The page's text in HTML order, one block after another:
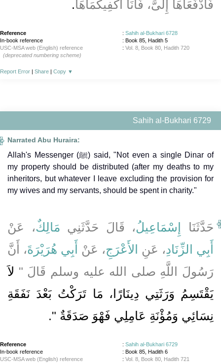
فَادْفَعَاهَا إِلَىَّ، فَأَنَا أَكْفِيكُمَاهَا‏.‏
Reference : Sahih al-Bukhari 6728
In-book reference
: Book 85, Hadith 5
USC-MSA web (English) reference
: Vol. 8, Book 80, Hadith 720
(deprecated numbering scheme)
Report Error Share Copy ▼
Sahih al-Bukhari 6729
Narrated Abu Huraira:
Allah's Messenger (ﷺ) said, "Not even a single Dinar of
my property should be distributed (after my deaths to my
inheritors, but whatever I leave excluding the provision for
my wives and my servants, should be spent in charity."
حَدَّثَنَا إِسْمَاعِيلُ، قَالَ حَدَّثَنِي مَالِكٌ، عَنْ
أَبِي الزِّنَادِ، عَنِ الأَعْرَجِ، عَنْ أَبِي هُرَيْرَةَ، أَنَّ
رَسُولَ اللَّهِ صلى الله عليه وسلم قَالَ ‏"‏ لاَ
يَقْتَسِمُ وَرَثَتِي دِينَارًا، مَا تَرَكْتُ بَعْدَ نَفَقَةِ
نِسَائِي وَمُؤْنَةِ عَامِلِي فَهْوَ صَدَقَةٌ ‏"‏‏.‏
Reference : Sahih al-Bukhari 6729
In-book reference
: Book 85, Hadith 6
USC-MSA web (English) reference
: Vol. 8, Book 80, Hadith 721